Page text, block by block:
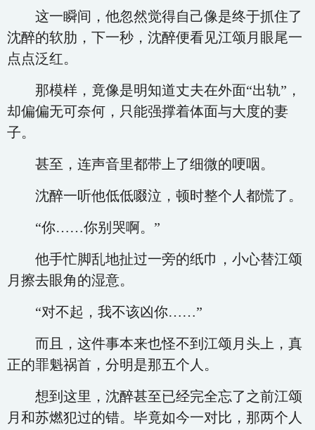
这一瞬间，他忽然觉得自己像是终于抓住了
沈醉的软肋，下一秒，沈醉便看见江颂月眼尾一
点点泛红。
那模样，竟像是明知道丈夫在外面“出轨”，
却偏偏无可奈何，只能强撑着体面与大度的妻
子。
甚至，连声音里都带上了细微的哽咽。
沈醉一听他低低啜泣，顿时整个人都慌了。
“你……你别哭啊。”
他手忙脚乱地扯过一旁的纸巾，小心替江颂
月擦去眼角的湿意。
“对不起，我不该凶你……”
而且，这件事本来也怪不到江颂月头上，真
正的罪魁祸首，分明是那五个人。
想到这里，沈醉甚至已经完全忘了之前江颂
月和苏燃犯过的错。毕竟如今一对比，那两个人